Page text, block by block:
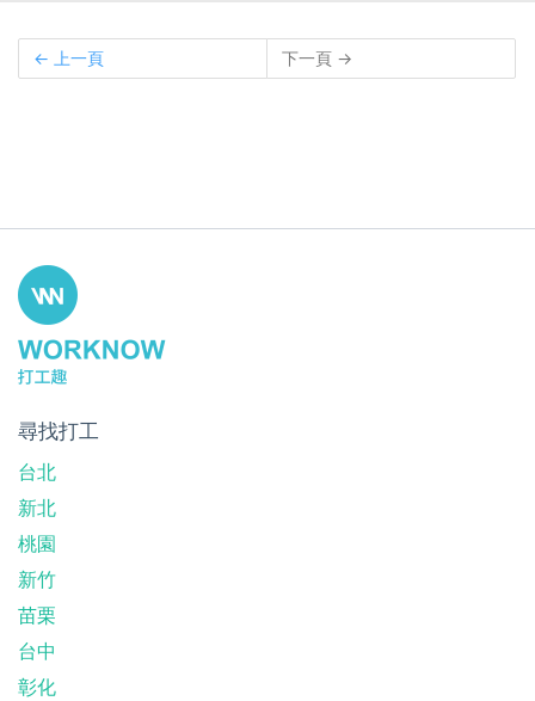
← 上一頁 下一頁 →
尋找打工
台北
新北
桃園
新竹
苗栗
台中
彰化